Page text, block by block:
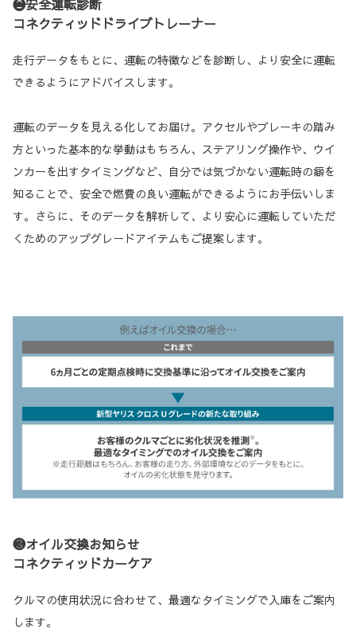
❷安全運転診断
コネクティッドドライブトレーナー
走行データをもとに、運転の特徴などを診断し、より安全に運転
できるようにアドバイスします。
運転のデータを見える化してお届け。アクセルやブレーキの踏み
方といった基本的な挙動はもちろん、ステアリング操作や、ウイ
ンカーを出すタイミングなど、自分では気づかない運転時の癖を
知ることで、安全で燃費の良い運転ができるようにお手伝いしま
す。さらに、そのデータを解析して、より安心に運転していただ
くためのアップグレードアイテムもご提案します。
❸オイル交換お知らせ
コネクティッドカーケア
クルマの使用状況に合わせて、最適なタイミングで入庫をご案内
します。